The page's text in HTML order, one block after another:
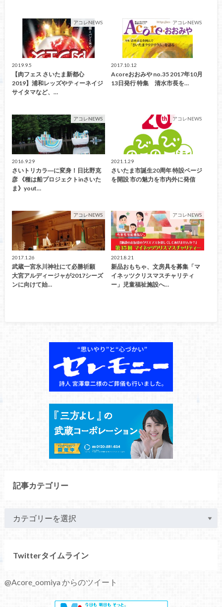
アコレNEWS
2019.9.5
【肉フェス さいたま新都心
2019】浦和レッズやティーネイジ
サイタマなど、…
アコレNEWS
2017.10.12
Acoreおおみや no.35 2017年10月
13日発行 特集 清水市長を…
アコレNEWS
2016.9.29
さいトリカラ―に変身！日比野克
彦 《種は船プロジェクトinさいた
ま》yout…
アコレNEWS
2021.1.29
さいたま市誕生20周年 特設ページ
を開設 市の魅力を市内外に発信
アコレNEWS
2017.1.26
武蔵一宮氷川神社にて必勝祈願
大宮アルディージャが2017シーズ
ンに向けて始…
アコレNEWS
2021.8.21
新品おもちゃ、文房具を募集「マ
イネッツクリスマスチャリティ
ー」児童福祉施設へ…
記事カテゴリー
Twitterタイムライン
@Acore_oomiya からのツイート